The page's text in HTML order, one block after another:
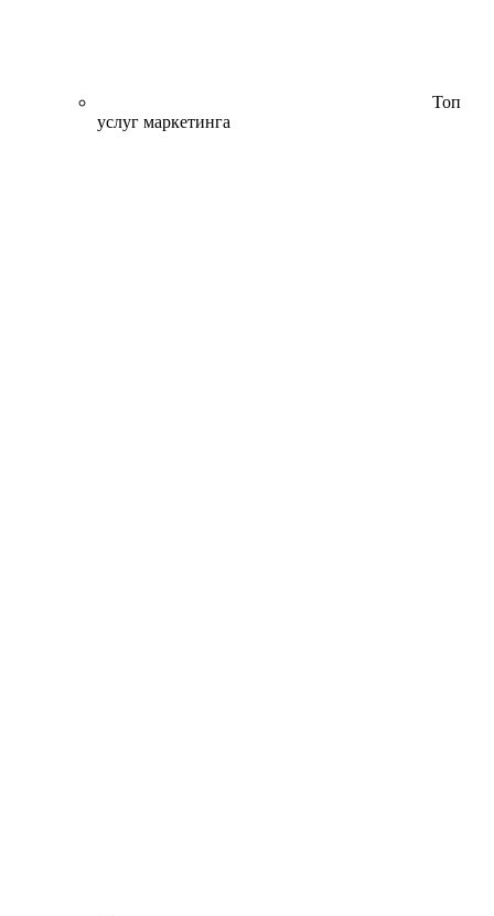
Топ
услуг маркетинга